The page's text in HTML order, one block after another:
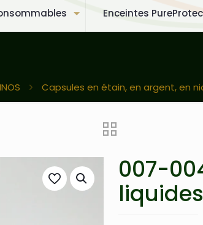
Enceintes
Capsules en étain, en argent, en
007-